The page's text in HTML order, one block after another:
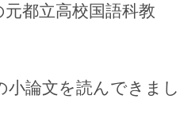
都立高校国語科教
論文を読んできまし